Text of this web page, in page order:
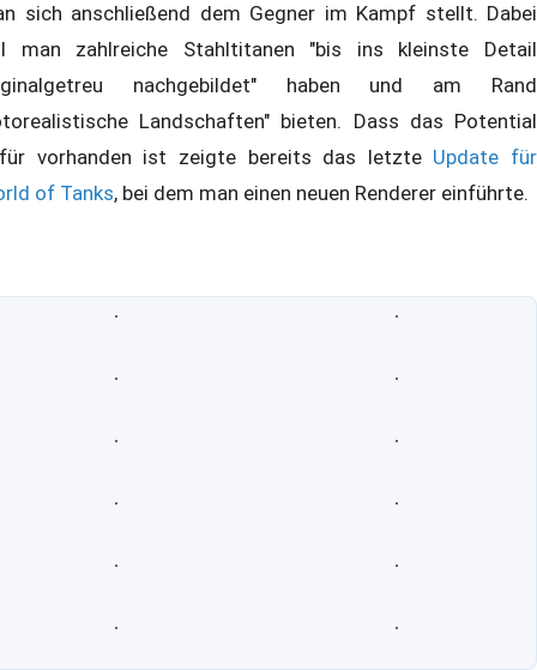
sich anschließend dem Gegner im Kampf stellt. Dabei
man zahlreiche Stahltitanen "bis ins kleinste Detail
nachgebildet" haben und am Rand
Landschaften" bieten. Dass das Potential
vorhanden ist zeigte bereits das letzte Update für
of Tanks, bei dem man einen neuen Renderer einführte.